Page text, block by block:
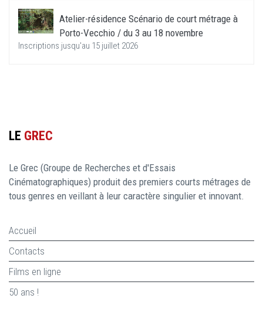
Atelier-résidence Scénario de court métrage à
Porto-Vecchio / du 3 au 18 novembre
Inscriptions jusqu'au 15 juillet 2026
LE GREC
Le Grec (Groupe de Recherches et d'Essais
Cinématographiques) produit des premiers courts métrages de
tous genres en veillant à leur caractère singulier et innovant.
Accueil
Contacts
Films en ligne
50 ans !